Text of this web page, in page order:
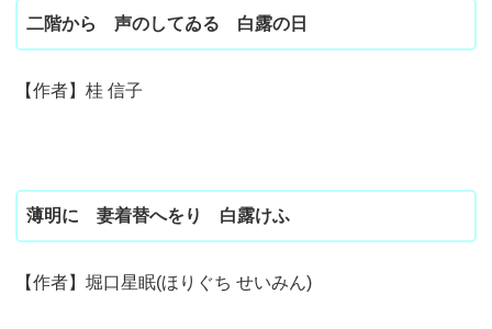
二階から 声のしてゐる 白露の日
【作者】桂 信子
薄明に 妻着替へをり 白露けふ
【作者】堀口星眠(ほりぐち せいみん)